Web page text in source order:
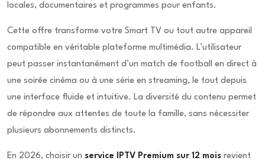
locales, documentaires et programmes pour enfants.
Cette offre transforme votre Smart TV ou tout autre appareil
compatible en véritable plateforme multimédia. L’utilisateur
peut passer instantanément d’un match de football en direct à
une soirée cinéma ou à une série en streaming, le tout depuis
une interface fluide et intuitive. La diversité du contenu permet
de répondre aux attentes de toute la famille, sans nécessiter
plusieurs abonnements distincts.
En 2026, choisir un service IPTV Premium sur 12 mois revient